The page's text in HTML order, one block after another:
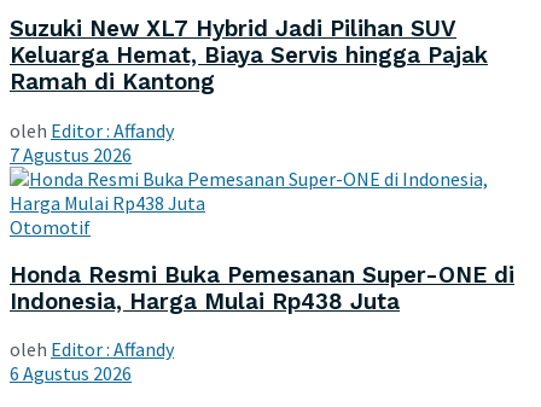
Suzuki New XL7 Hybrid Jadi Pilihan SUV
Keluarga Hemat, Biaya Servis hingga Pajak
Ramah di Kantong
oleh Editor : Affandy
7 Agustus 2026
Otomotif
Honda Resmi Buka Pemesanan Super-ONE di
Indonesia, Harga Mulai Rp438 Juta
oleh Editor : Affandy
6 Agustus 2026